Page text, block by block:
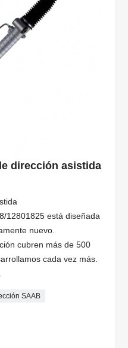
dirección asistida
12801825 está diseñada
nuevo.
cubren más de 500
cada vez más.
SAAB